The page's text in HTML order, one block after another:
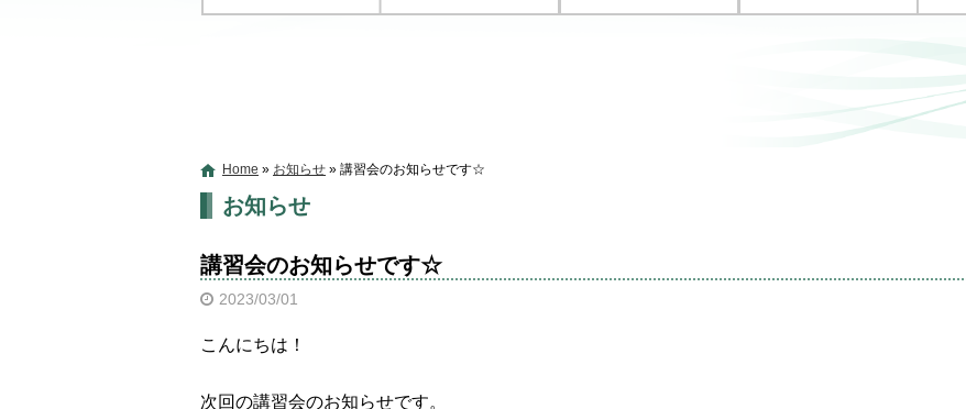
Home » お知らせ » 講習会のお知らせです☆
お知らせ
講習会のお知らせです☆
2023/03/01
こんにちは！
次回の講習会のお知らせです。